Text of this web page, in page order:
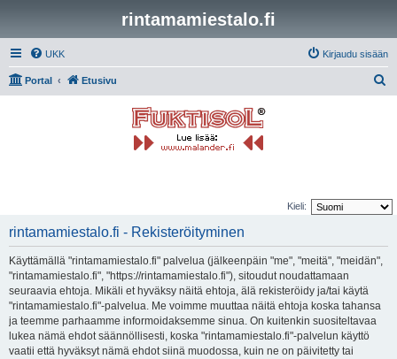
rintamamiestalo.fi
UKK Kirjaudu sisään
Portal Etusivu
Kieli:
rintamamiestalo.fi - Rekisteröityminen
Käyttämällä "rintamamiestalo.fi" palvelua (jälkeenpäin "me", "meitä", "meidän",
"rintamamiestalo.fi", "https://rintamamiestalo.fi"), sitoudut noudattamaan
seuraavia ehtoja. Mikäli et hyväksy näitä ehtoja, älä rekisteröidy ja/tai käytä
"rintamamiestalo.fi"-palvelua. Me voimme muuttaa näitä ehtoja koska tahansa
ja teemme parhaamme informoidaksemme sinua. On kuitenkin suositeltavaa
lukea nämä ehdot säännöllisesti, koska "rintamamiestalo.fi"-palvelun käyttö
vaatii että hyväksyt nämä ehdot siinä muodossa, kuin ne on päivitetty tai